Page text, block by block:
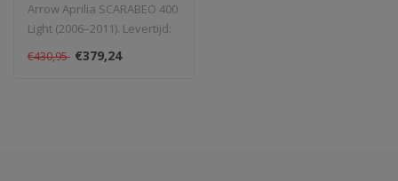
Arrow Aprilia SCARABEO 400
Light (2006–2011). Levertijd:
1–4 weken...
€430,95 €379,24